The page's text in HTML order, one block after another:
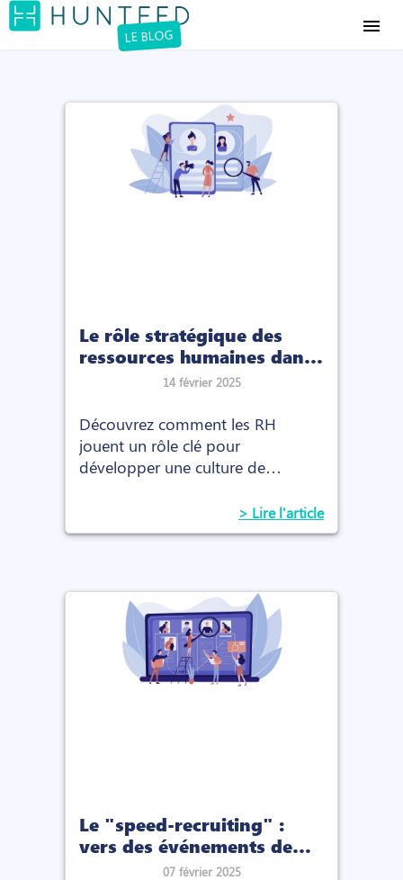
LE BLOG menu
Le rôle stratégique des
ressources humaines dans
la construction d’une
14 février 2025
Découvrez comment les RH
jouent un rôle clé pour
développer une culture de
stratégie et innovation au sein de
l’entreprise
> Lire l'article
Le "speed-recruiting" :
vers des événements de
recrutement plus rapides
07 février 2025